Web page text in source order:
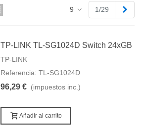
9 1/29
TP-LINK TL-SG1024D Switch 24xGB
TP-LINK
Referencia: TL-SG1024D
96,29 € (impuestos inc.)
Añadir al carrito